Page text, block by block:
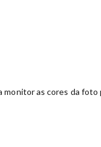
monitor as cores da